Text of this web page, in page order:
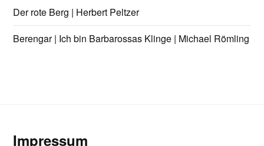
Der rote Berg | Herbert Peltzer
Berengar | Ich bin Barbarossas Klinge | Michael Römling
Impressum